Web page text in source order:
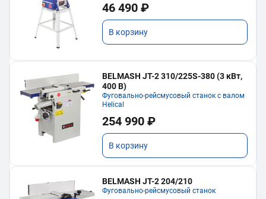
46 490 ₽
В корзину
BELMASH JT-2 310/225S-380 (3 кВт,
400 В)
Фуговально-рейсмусовый станок с валом
Helical
254 990 ₽
В корзину
BELMASH JT-2 204/210
Фуговально-рейсмусовый станок